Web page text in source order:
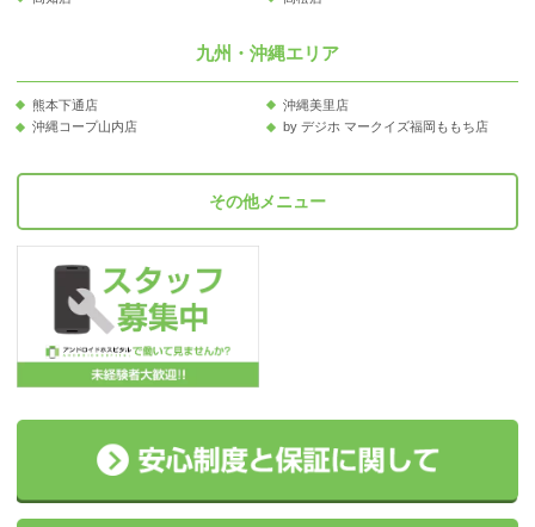
九州・沖縄エリア
熊本下通店
沖縄美里店
沖縄コープ山内店
by デジホ マークイズ福岡ももち店
その他メニュー